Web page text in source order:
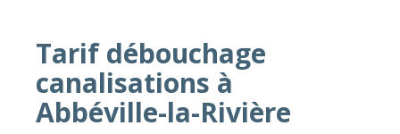
Tarif débouchage
canalisations à
Abbéville-la-Rivière